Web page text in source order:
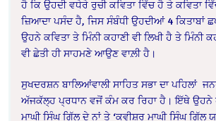
ਹੈ ਕਿ ਉਹਦੀ ਵਧੇਰੇ ਰੁਚੀ ਕਵਿਤਾ ਵਿੱਚ ਹੈ ਤੇ ਕਵਿਤਾ
ਜ਼ਿਆਦਾ ਪਸੰਦ ਹੈ, ਜਿਸ ਸੰਬੰਧੀ ਉਹਦੀਆਂ 4 ਕਿਤਾਬਾਂ
ਉਹਨੇ ਕਵਿਤਾ ਤੇ ਮਿੰਨੀ ਕਹਾਣੀ ਵੀ ਲਿਖੀ ਹੈ ਤੇ ਮਿੰਨੀ
ਵੀ ਛੇਤੀ ਹੀ ਸਾਹਮਣੇ ਆਉਣ ਵਾਲ਼ੀ ਹੈ।
ਸੁਖਦਰਸ਼ਨ ਬਾਲਿਆਂਵਾਲੀ ਸਾਹਿਤ ਸਭਾ ਦਾ ਪਹਿਲਾਂ
ਅੱਜਕੱਲ੍ਹ ਪ੍ਰਧਾਨ ਵਜੋਂ ਕੰਮ ਕਰ ਰਿਹਾ ਹੈ। ਇੱਥੇ ਉਹਨੇ
ਮਾਘੀ ਸਿੰਘ ਗਿੱਲ ਦੇ ਨਾਂ ਤੇ ‘ਕਵੀਸ਼ਰ ਮਾਘੀ ਸਿੰਘ ਗਿੱਲ